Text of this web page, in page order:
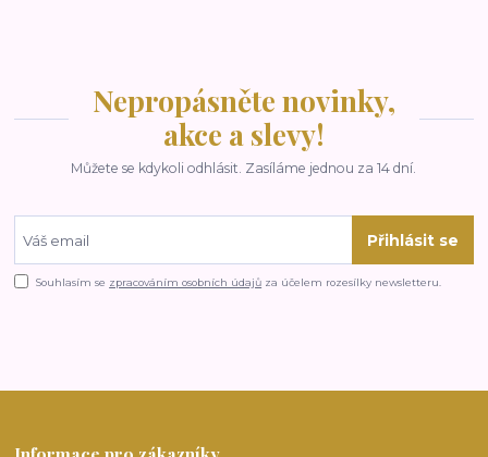
Nepropásněte novinky,
akce a slevy!
Můžete se kdykoli odhlásit. Zasíláme jednou za 14 dní.
Přihlásit se
Souhlasím se zpracováním osobních údajů za účelem rozesílky newsletteru.